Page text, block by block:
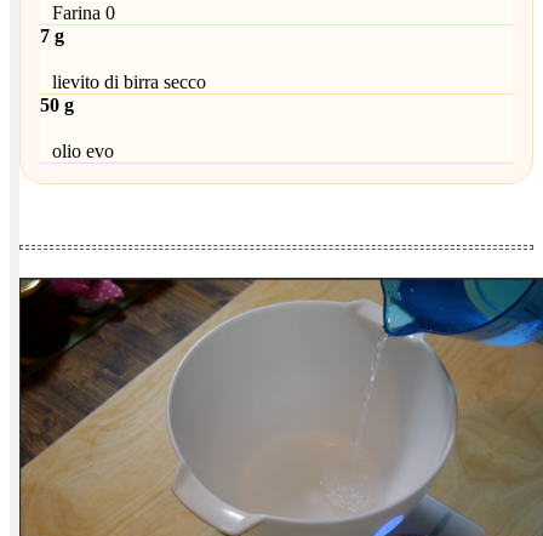
Farina 0
7 g
lievito di birra secco
50 g
olio evo